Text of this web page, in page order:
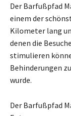
Der Barfußpfad
einem der
Kilometer lang
denen die
stimulieren
Behinderungen
wurde.
Der Barfußpfad